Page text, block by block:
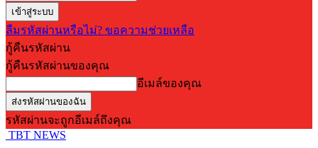
ลืมรหัสผ่านหรือไม่? ขอความช่วยเหลือ
กู้คืนรหัสผ่าน
กู้คืนรหัสผ่านของคุณ
อีเมล์ของคุณ
รหัสผ่านจะถูกอีเมล์ถึงคุณ
TBT NEWS